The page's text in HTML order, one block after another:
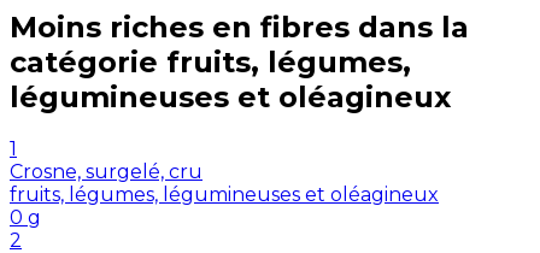
Moins riches en fibres dans la
catégorie fruits, légumes,
légumineuses et oléagineux
1
Crosne, surgelé, cru
fruits, légumes, légumineuses et oléagineux
0 g
2